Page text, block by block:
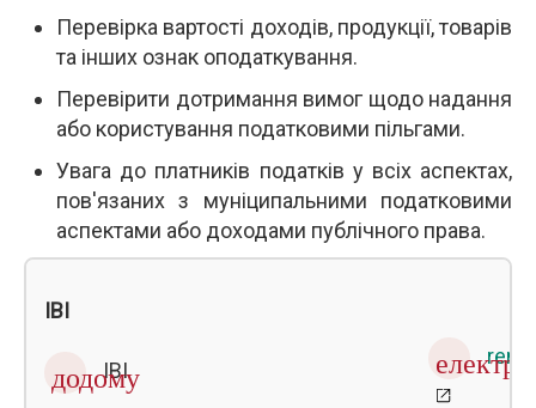
Перевірка вартості доходів, продукції, товарів
та інших ознак оподаткування.
Перевірити дотримання вимог щодо надання
або користування податковими пільгами.
Увага до платників податків у всіх аспектах,
пов'язаних з муніципальними податковими
аспектами або доходами публічного права.
IBI
додому
IBI